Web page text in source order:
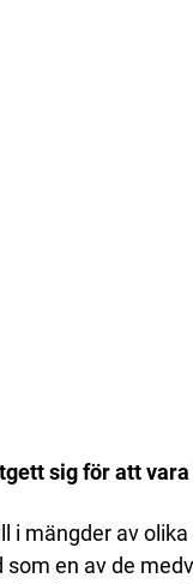
sig för att vara
i mängder av
en av de